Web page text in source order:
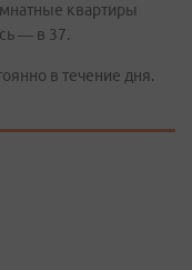
квартиры
— в 37.
в течение дня.